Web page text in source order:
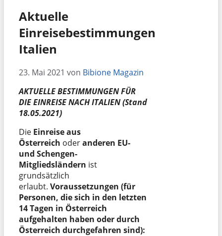
Aktuelle
Einreisebestimmungen
Italien
23. Mai 2021 von Bibione Magazin
AKTUELLE BESTIMMUNGEN FÜR
DIE EINREISE NACH ITALIEN (Stand
18.05.2021)
Die Einreise aus
Österreich oderanderen EU-
und Schengen-
Mitgliedsländern ist
grundsätzlich
erlaubt. Voraussetzungen (für
Personen, die sich in den letzten
14 Tagen in Österreich
aufgehalten haben oder durch
Österreich durchgefahren sind):